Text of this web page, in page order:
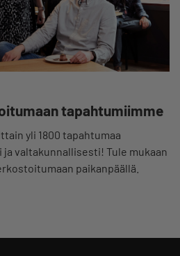
tapahtumiimme
yli 1800 tapahtumaa
valtakunnallisesti! Tule mukaan
paikanpäällä.